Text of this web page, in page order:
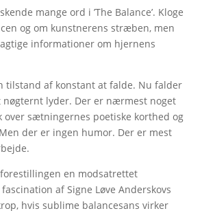
mange ord i ’The Balance’. Kloge
og om kunstnerens stræben, men
informationer om hjernens
tilstand af konstant at falde. Nu falder
nøgternt lyder. Der er nærmest noget
over sætningernes poetiske korthed og
der er ingen humor. Der er mest
en modsatrettet
af Signe Løve Anderskovs
hvis sublime balancesans virker